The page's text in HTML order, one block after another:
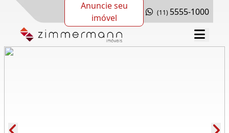
Anuncie seu
imóvel
(11) 5555-1000